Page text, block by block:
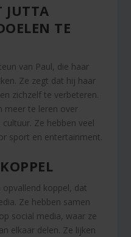
JUTTA
TE
van Paul, die haar
Ze zegt dat hij haar
zichzelf te verbeteren.
meer te leren over
Ze hebben veel
sport en entertainment.
koppel, dat
Ze hebben samen
social media, waar ze
elkaar delen. Ze lijken